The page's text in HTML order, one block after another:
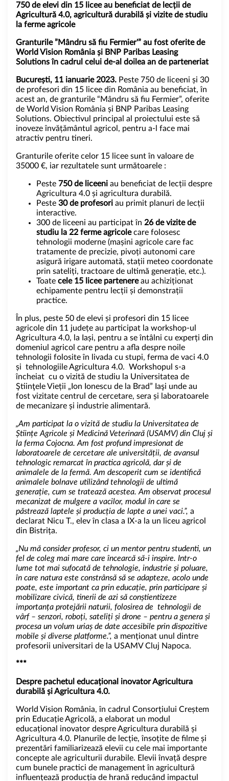
750 de elevi din 15 licee au beneficiat de lecții de
Agricultură 4.0, agricultură durabilă și vizite de studiu
la ferme agricole
Granturile ”Mândru să fiu Fermier'” au fost oferite de
World Vision România și BNP Paribas Leasing
Solutions în cadrul celui de-al doilea an de parteneriat
București, 11 ianuarie 2023. Peste 750 de liceeni și 30
de profesori din 15 licee din România au beneficiat, în
acest an, de granturile “Mândru să fiu Fermier”, oferite
de World Vision România și BNP Paribas Leasing
Solutions. Obiectivul principal al proiectului este să
inoveze învățământul agricol, pentru a-l face mai
atractiv pentru tineri.
Granturile oferite celor 15 licee sunt în valoare de
35000 €, iar rezultatele sunt următoarele :
Peste 750 de liceeni au beneficiat de lecții despre
Agricultura 4.0 și agricultura durabilă.
Peste 30 de profesori au primit planuri de lecții
interactive.
300 de liceeni au participat în 26 de vizite de
studiu la 22 ferme agricolecare folosesc
tehnologii moderne (mașini agricole care fac
tratamente de precizie, pivoți autonomi care
asigură irigare automată, stații meteo coordonate
prin sateliți, tractoare de ultimă generație, etc.).
Toate cele 15 licee partenereau achiziționat
echipamente pentru lecții și demonstrații
practice.
În plus, peste 50 de elevi și profesori din 15 licee
agricole din 11 județe au participat la workshop-ul
Agricultura 4.0, la Iași, pentru a se întâlni cu experți din
domeniul agricol care pentru a afla despre noile
tehnologii folosite în livada cu stupi, ferma de vaci 4.0
și tehnologiile Agricultura 4.0. Workshopul s-a
încheiat cu o vizită de studiu la Universitatea de
Ştiinţele Vieții „Ion Ionescu de la Brad” Iaşi unde au
fost vizitate centrul de cercetare, sera și laboratoarele
de mecanizare și industrie alimentară.
„Am participat la o vizită de studiu la Universitatea de
Științe Agricole și Medicină Veterinară (USAMV) din Cluj și
la ferma Cojocna. Am fost profund impresionat de
laboratoarele de cercetare ale universității, de avansul
tehnologic remarcat în practica agricolă, dar și de
animalele de la fermă. Am descoperit cum se identifică
animalele bolnave utilizând tehnologii de ultimă
generație, cum se tratează acestea. Am observat procesul
mecanizat de mulgere a vacilor, modul în care se
păstrează laptele și producția de lapte a unei vaci.”, a
declarat Nicu T., elev în clasa a IX-a la un liceu agricol
din Bistrița.
„Nu mă consider profesor, ci un mentor pentru studenti, un
fel de coleg mai mare care încearcă să-i inspire. Intr-o
lume tot mai sufocată de tehnologie, industrie și poluare,
în care natura este constrânsă să se adapteze, acolo unde
poate, este important ca prin educație, prin participare și
mobilizare civică, tinerii de azi să conștientizeze
importanța protejării naturii, folosirea de tehnologii de
vârf – senzori, roboți, sateliți și drone – pentru a genera și
procesa un volum uriaș de date accesibile prin dispozitive
mobile și diverse platforme.”, a menționat unul dintre
profesorii universitari de la USAMV Cluj Napoca.
***
Despre pachetul educațional inovator Agricultura
durabilă și Agricultura 4.0.
World Vision România, în cadrul Consorțiului Creștem
prin Educație Agricolă, a elaborat un modul
educațional inovator despre Agricultura durabilă și
Agricultura 4.0. Planurile de lecție, însoțite de filme și
prezentări familiarizează elevii cu cele mai importante
concepte ale agriculturii durabile. Elevii învață despre
cum bunele practici de management în agricultură
influențează producția de hrană reducând impactul